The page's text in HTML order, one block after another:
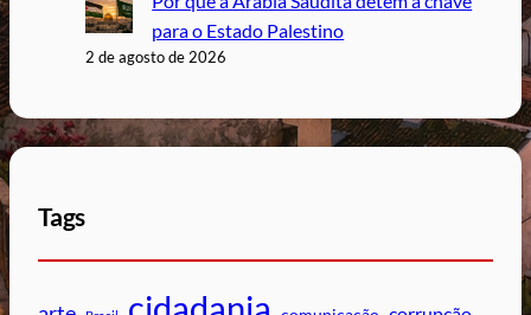
para o Estado Palestino
2 de agosto de 2026
Tags